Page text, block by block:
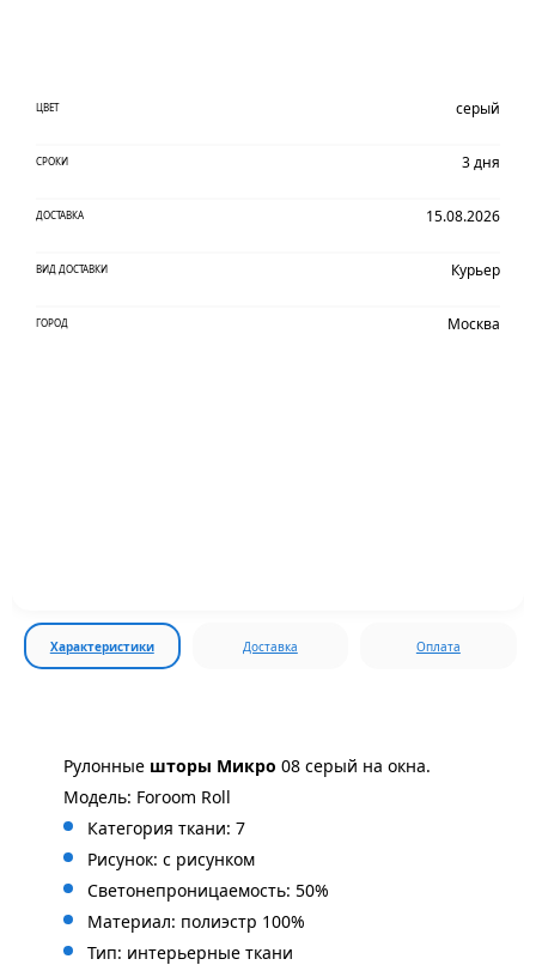
ЦВЕТ серый
СРОКИ 3 дня
ДОСТАВКА 15.08.2026
ВИД ДОСТАВКИ Курьер
ГОРОД Москва
Характеристики Доставка Оплата
Рулонные шторы Микро 08 серый на окна.
Модель: Foroom Roll
Категория ткани: 7
Рисунок: с рисунком
Светонепроницаемость: 50%
Материал: полиэстр 100%
Тип: интерьерные ткани